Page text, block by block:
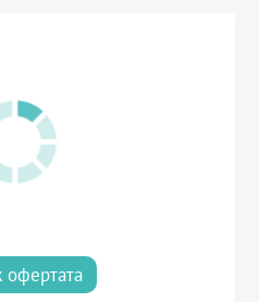
офертата